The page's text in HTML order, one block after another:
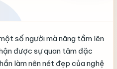
số người mà nâng tầm lên
được sự quan tâm đặc
làm nên nét đẹp của nghệ